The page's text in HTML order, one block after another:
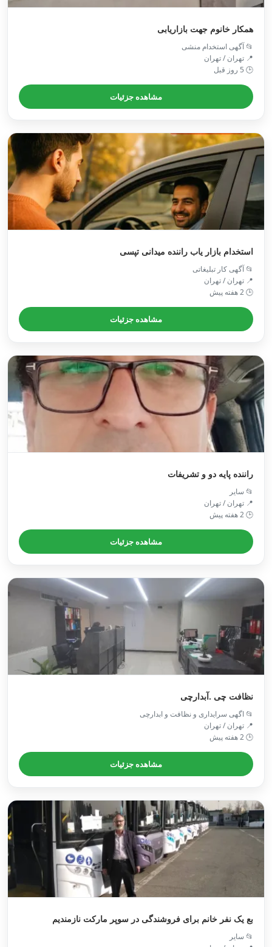
همکار خانوم جهت بازاریابی
📂 آگهی استخدام منشی
📍 تهران / تهران
🕒 5 روز قبل
مشاهده جزئیات
استخدام بازار یاب راننده میدانی تپسی
📂 آگهی کار تبلیغاتی
📍 تهران / تهران
🕒 2 هفته پیش
مشاهده جزئیات
راننده پایه دو و تشریفات
📂 سایر
📍 تهران / تهران
🕒 2 هفته پیش
مشاهده جزئیات
نظافت چی .آبدارچی
📂 اگهی سرایداری و نظافت و ابدارچی
📍 تهران / تهران
🕒 2 هفته پیش
مشاهده جزئیات
بع یک نفر خانم برای فروشندگی در سوپر مارکت نازمندیم
📂 سایر